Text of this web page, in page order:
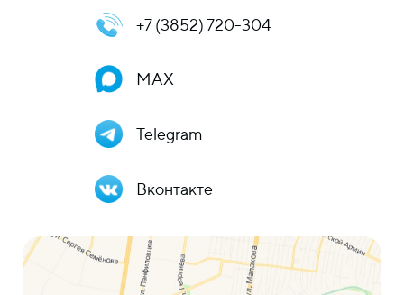
+7 (3852) 720-304
MAX
Telegram
Вконтакте